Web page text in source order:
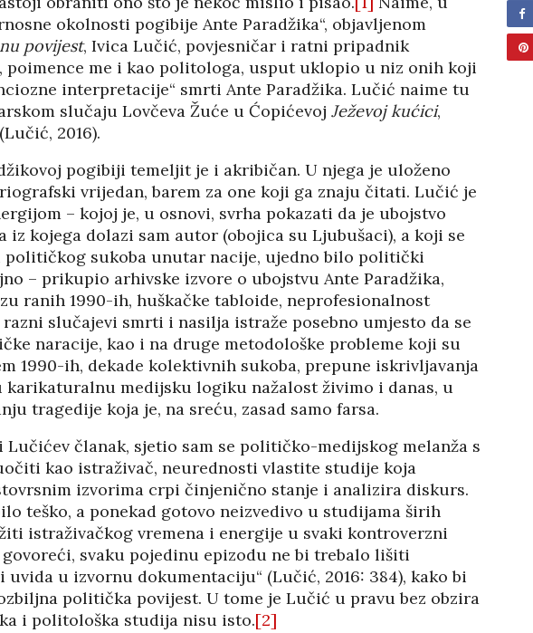
okolnosti pogibije Ante Paradžika“, objavljenom
povijest, Ivica Lučić, povjesničar i ratni pripadnik
poimence me i kao politologa, usput uklopio u niz onih koji
interpretacije“ smrti Ante Paradžika. Lučić naime tu
slučaju Lovčeva Žuće u Ćopićevoj Ježevoj kućici,
2016).
pogibiji temeljit je i akribičan. U njega je uloženo
vrijedan, barem za one koji ga znaju čitati. Lučić je
– kojoj je, u osnovi, svrha pokazati da je ubojstvo
kojega dolazi sam autor (obojica su Ljubušaci), a koji se
političkog sukoba unutar nacije, ujedno bilo politički
– prikupio arhivske izvore o ubojstvu Ante Paradžika,
ranih 1990-ih, huškačke tabloide, neprofesionalnost
slučajevi smrti i nasilja istraže posebno umjesto da se
naracije, kao i na druge metodološke probleme koji su
1990-ih, dekade kolektivnih sukoba, prepune iskrivljavanja
medijsku logiku nažalost živimo i danas, u
tragedije koja je, na sreću, zasad samo farsa.
Lučićev članak, sjetio sam se političko-medijskog melanža s
kao istraživač, neurednosti vlastite studije koja
izvorima crpi činjenično stanje i analizira diskurs.
teško, a ponekad gotovo neizvedivo u studijama širih
istraživačkog vremena i energije u svaki kontroverzni
svaku pojedinu epizodu ne bi trebalo lišiti
u izvornu dokumentaciju“ (Lučić, 2016: 384), kako bi
politička povijest. U tome je Lučić u pravu bez obzira
i politološka studija nisu isto.[2]
27/07/2026 02/08/2026
ILI
U
HRVATI U VOJVODINI
OSUĐENI NA
ASIMILACIJU
PANOPTICUM
AKADEMSKE VEZE:
ULOGA KINE U
HRVATSKOJ
07/01/2026
KORIJENI HRVATSKOG
NACIONALIZMA
29/12/2025
BUNJEVAČKA PATNJA
RASPAD “SRPSKOG
SVETA” U CRNOJ GORI
25/05/2026
ŠTITI LI GAY LOBI
MINISTRA HABIJANA?
25/05/2026